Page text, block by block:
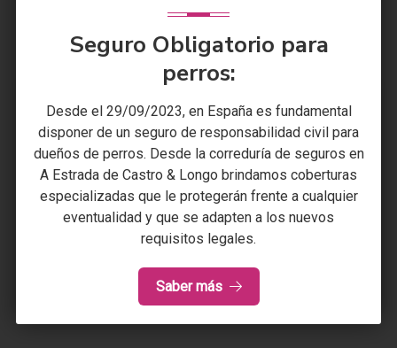
Seguros de Comunidades
EnCastro & Longo sabemos que cada comunidad es
diferente. Por eso nuestros seguros están
diseñados según las características de cada edificio.
Una comunidad de vecinos debe disponer de los
servicios urgentes y necesarios para afrontar
cualquier eventualidad que pueda producirse.
Seguro Obligatorio para
perros:
Desde el 29/09/2023, en España es fundamental
disponer de un seguro de responsabilidad civil para
dueños de perros. Desde la correduría de seguros en
A Estrada de Castro & Longo brindamos coberturas
especializadas que le protegerán frente a cualquier
eventualidad y que se adapten a los nuevos
requisitos legales.
Saber más